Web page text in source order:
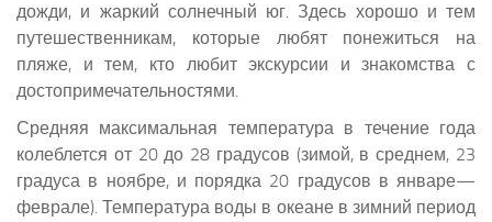
дожди, и жаркий солнечный юг. Здесь хорошо и тем
путешественникам, которые любят понежиться на
пляже, и тем, кто любит экскурсии и знакомства с
достопримечательностями.
Средняя максимальная температура в течение года
колеблется от 20 до 28 градусов (зимой, в среднем, 23
градуса в ноябре, и порядка 20 градусов в январе—
феврале). Температура воды в океане в зимний период